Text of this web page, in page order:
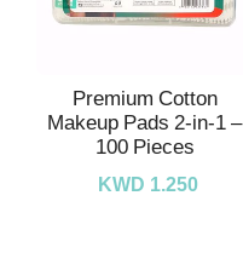
Premium Cotton
Makeup Pads 2-in-1 –
100 Pieces
KWD 1.250